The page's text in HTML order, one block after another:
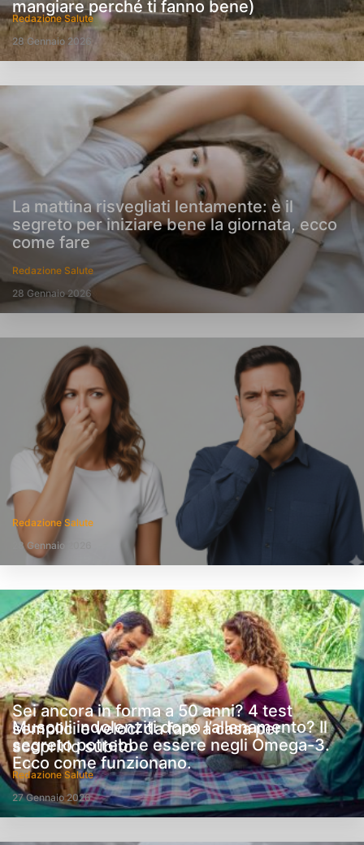
Redazione Salute
28 Gennaio 2026
La mattina risvegliati lentamente: è il
segreto per iniziare bene la giornata, ecco
come fare
Redazione Salute
28 Gennaio 2026
mangiare perché ti fanno bene)
Redazione Salute
28 Gennaio 2026
Sei ancora in forma a 50 anni? 4 test
semplici e veloci da fare a casa per
scoprirlo subito
Redazione Salute
27 Gennaio 2026
Muscoli indolenziti dopo l’allenamento? Il
segreto potrebbe essere negli Omega-3.
Ecco come funzionano.